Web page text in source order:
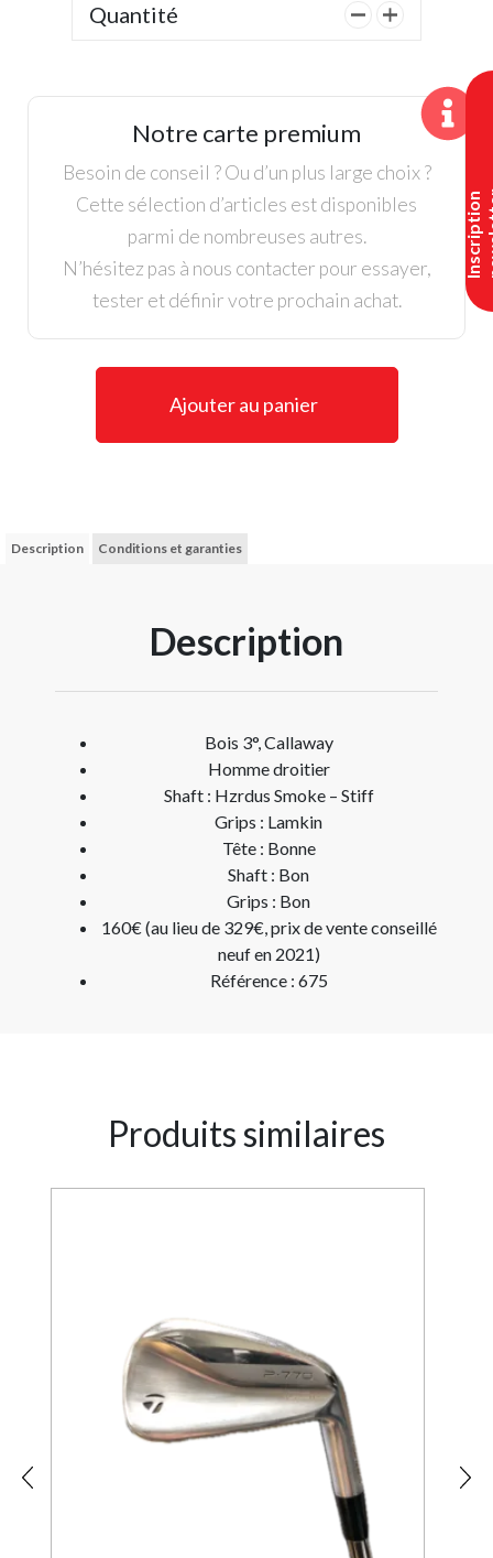
I
n
s
c
r
i
p
t
i
o
n
n
e
w
s
l
e
t
t
e
Quantité
quantité
Callaway
Max
Notre carte premium
Besoin de conseil ? Ou d’un plus large choix ?
Cette sélection d’articles est disponibles
parmi de nombreuses autres.
N’hésitez pas à nous contacter pour essayer,
tester et définir votre prochain achat.
Ajouter au panier
Description Conditions et garanties
Description
Bois 3°, Callaway
Homme droitier
Shaft : Hzrdus Smoke – Stiff
Grips : Lamkin
Tête : Bonne
Shaft : Bon
Grips : Bon
160€ (au lieu de 329€, prix de vente conseillé
neuf en 2021)
Référence : 675
Produits similaires